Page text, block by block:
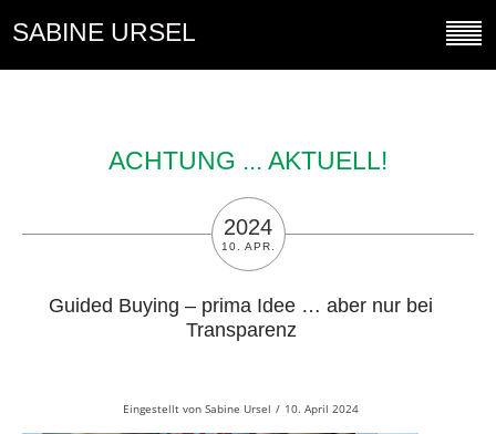
SABINE URSEL
ACHTUNG ... AKTUELL!
2024
10. APR.
Guided Buying – prima Idee … aber nur bei
Transparenz
Eingestellt vonSabine Ursel / 10. April 2024